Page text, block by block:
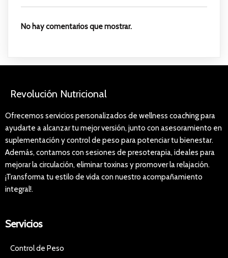
No hay comentarios que mostrar.
Revolución Nutricional
Ofrecemos servicios personalizados de wellness coaching para
ayudarte a alcanzar tu mejor versión, junto con asesoramiento en
suplementación y control de peso para potenciar tu bienestar.
Además, contamos con sesiones de presoterapia, ideales para
mejorar la circulación, eliminar toxinas y promover la relajación.
¡Transforma tu estilo de vida con nuestro acompañamiento
integral!.
Servicios
Control de Peso